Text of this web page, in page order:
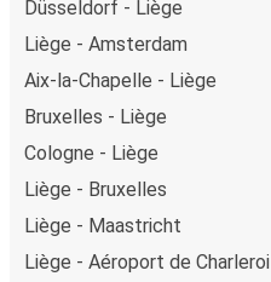
Düsseldorf - Liège
Liège - Amsterdam
Aix-la-Chapelle - Liège
Bruxelles - Liège
Cologne - Liège
Liège - Bruxelles
Liège - Maastricht
Liège - Aéroport de Charleroi